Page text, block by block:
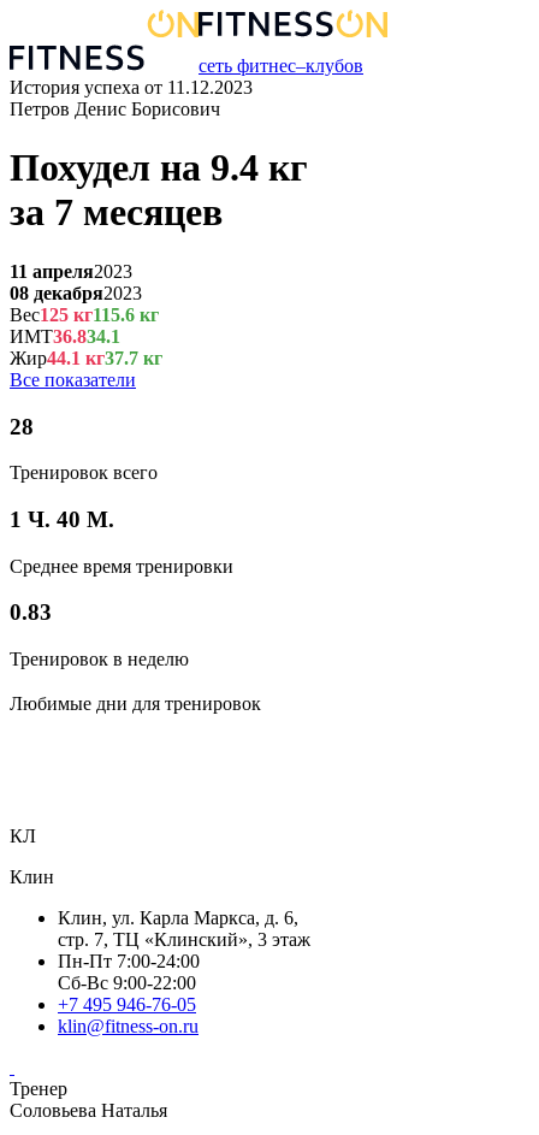
сеть фитнес–клубов
История успеха от 11.12.2023
Петров Денис Борисович
Похудел на 9.4 кг
за 7 месяцев
11 апреля2023
08 декабря2023
Вес125 кг115.6 кг
ИМТ36.834.1
Жир44.1 кг37.7 кг
Все показатели
28
Тренировок всего
1 Ч. 40 М.
Среднее время тренировки
0.83
Тренировок в неделю
Любимые дни для тренировок
КЛ
Клин
Клин, ул. Карла Маркса, д. 6,
стр. 7, ТЦ «Клинский», 3 этаж
Пн-Пт 7:00-24:00
Сб-Вс 9:00-22:00
+7 495 946-76-05
klin@fitness-on.ru
Тренер
Соловьева Наталья